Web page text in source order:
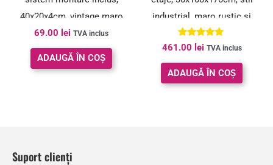
40x20x4cm, vintage maro
69.00 lei TVA inclus
ADAUGĂ ÎN COȘ
industrial, maro rustic si
negru
Evaluat la
5.00
din 5
461.00 lei TVA inclus
ADAUGĂ ÎN COȘ
Suport clienți